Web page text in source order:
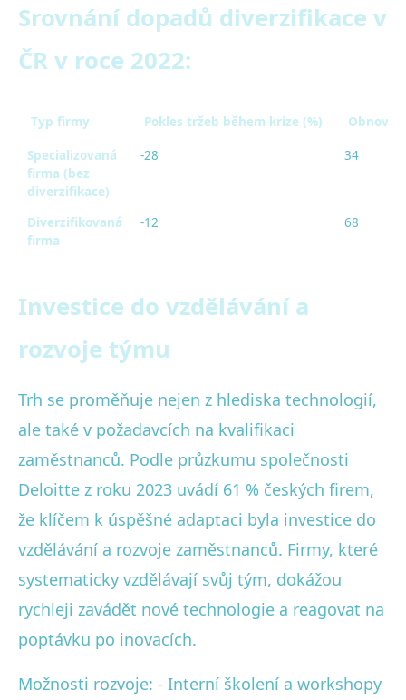
Srovnání dopadů diverzifikace v
ČR v roce 2022:
Typ firmy Pokles tržeb během krize (%)
Specializovaná
firma (bez
diverzifikace)
-28 34
Diverzifikovaná
firma
-12 68
Investice do vzdělávání a
rozvoje týmu
Trh se proměňuje nejen z hlediska technologií,
ale také v požadavcích na kvalifikaci
zaměstnanců. Podle průzkumu společnosti
Deloitte z roku 2023 uvádí 61 % českých firem,
že klíčem k úspěšné adaptaci byla investice do
vzdělávání a rozvoje zaměstnanců. Firmy, které
systematicky vzdělávají svůj tým, dokážou
rychleji zavádět nové technologie a reagovat na
poptávku po inovacích.
Možnosti rozvoje: - Interní školení a workshopy